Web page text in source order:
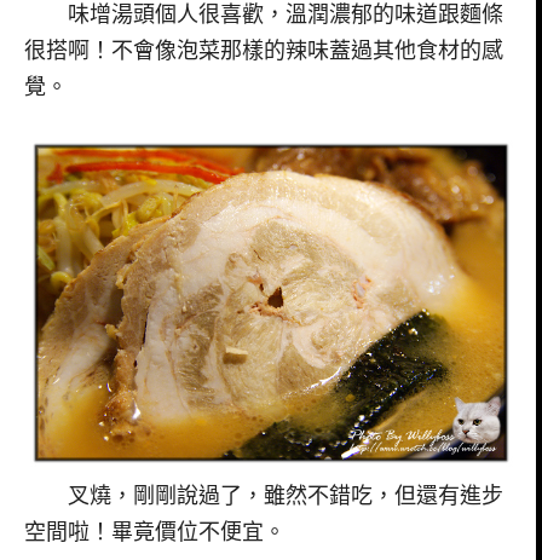
味增湯頭個人很喜歡，溫潤濃郁的味道跟麵條
很搭啊！不會像泡菜那樣的辣味蓋過其他食材的感
覺。
叉燒，剛剛說過了，雖然不錯吃，但還有進步
空間啦！畢竟價位不便宜。